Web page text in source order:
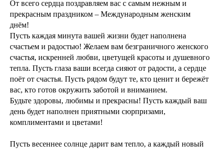
От всего сердца поздравляем вас с самым нежным и
прекрасным праздником – Международным женским
днём!
Пусть каждая минута вашей жизни будет наполнена
счастьем и радостью! Желаем вам безграничного женского
счастья, искренней любви, цветущей красоты и душевного
тепла. Пусть глаза ваши всегда сияют от радости, а сердце
поёт от счастья. Пусть рядом будут те, кто ценит и бережёт
вас, кто готов окружить заботой и вниманием.
Будьте здоровы, любимы и прекрасны! Пусть каждый ваш
день будет наполнен приятными сюрпризами,
комплиментами и цветами!
Пусть весеннее солнце дарит вам тепло, а каждый новый